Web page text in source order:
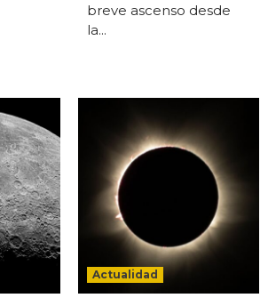
breve ascenso desde
la...
Actualidad